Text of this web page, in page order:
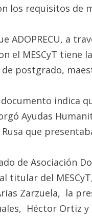
los requisitos de
ADOPRECU, a
el MESCyT tiene
de postgrado,
indica
Ayudas
que
de Asociación
titular del
Zarzuela, la
Héctor Ortiz y